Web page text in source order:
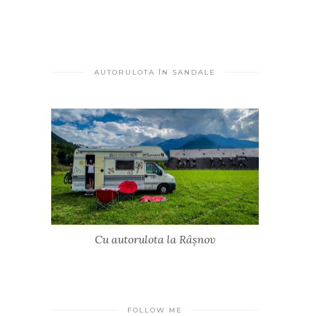
AUTORULOTA ÎN SANDALE
Cu autorulota la Râșnov
FOLLOW ME